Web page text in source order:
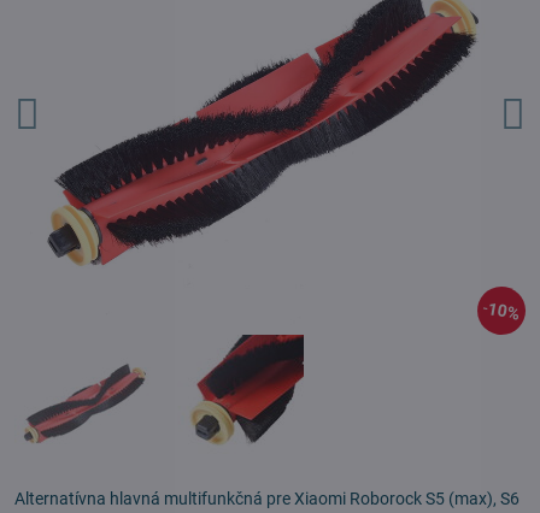
10%
Alternatívna hlavná multifunkčná pre Xiaomi Roborock S5 (max), S6